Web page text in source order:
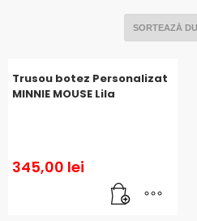
Trusou botez Personalizat
MINNIE MOUSE Lila
345,00 lei